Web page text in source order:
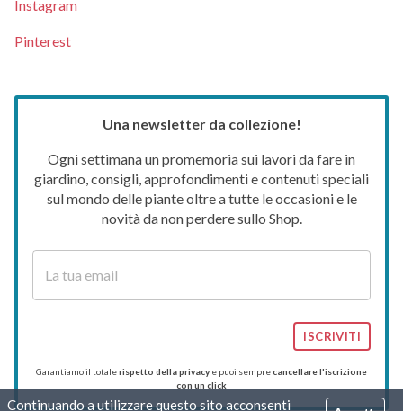
Continuando a utilizzare questo sito acconsenti
Instagram
Pinterest
Una newsletter da collezione!
Ogni settimana un promemoria sui lavori da fare in
giardino, consigli, approfondimenti e contenuti speciali
sul mondo delle piante oltre a tutte le occasioni e le
novità da non perdere sullo Shop.
ISCRIVITI
Garantiamo il totalerispetto della privacy e puoi semprecancellare l'iscrizione
con un click